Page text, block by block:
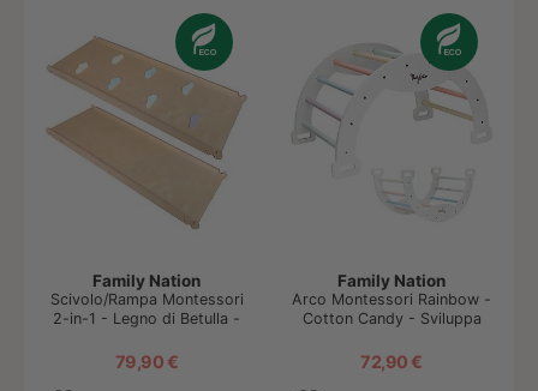
Family Nation
Scivolo/Rampa Montessori
2-in-1 - Legno di Betulla -
79,90 €
Family Nation
Arco Montessori Rainbow -
Cotton Candy - Sviluppa
72,90 €